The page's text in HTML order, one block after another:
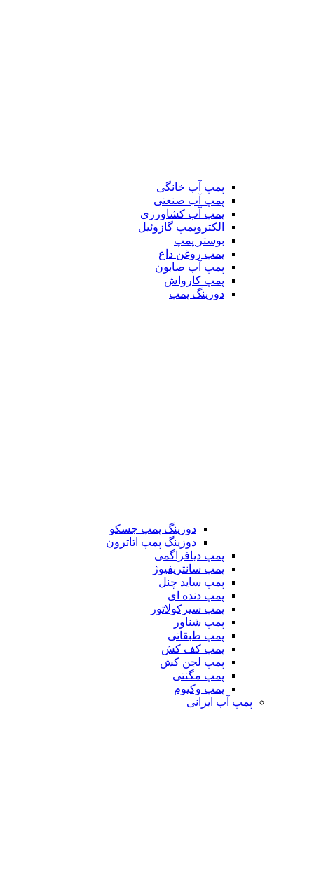
پمپ آب خانگی
پمپ آب صنعتی
پمپ آب کشاورزی
الکتروپمپ گازوئیل
بوستر پمپ
پمپ روغن داغ
پمپ آب صابون
پمپ کارواش
دوزینگ پمپ
دوزینگ پمپ جسکو
دوزینگ پمپ اتاترون
پمپ دیافراگمی
پمپ سانتریفیوژ
پمپ ساید چنل
پمپ دنده ای
پمپ سیرکولاتور
پمپ شناور
پمپ طبقاتی
پمپ کف کش
پمپ لجن کش
پمپ مگنتی
پمپ وکیوم
پمپ آب ایرانی